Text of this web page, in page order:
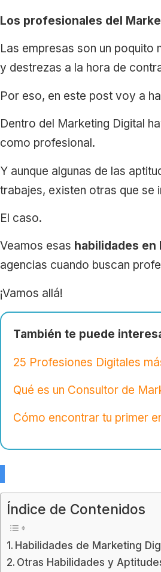
Los profesionales del
Las empresas son un poquito
y destrezas a la hora de
Por eso, en este post voy a
Dentro del Marketing Digital
como profesional.
Y aunque algunas de las
trabajes, existen otras que se
El caso.
Veamos esas habilidades en
agencias cuando buscan
¡Vamos allá!
También te puede
25 Profesiones Digitales
Qué es un Consultor de
Cómo encontrar tu primer
Índice de Contenidos
Habilidades de Marketing
Otras Habilidades y